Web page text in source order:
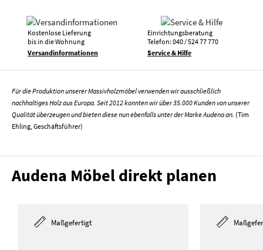
Kostenlose Lieferung
bis in die Wohnung
Versandinformationen
Einrichtungsberatung
Telefon: 040 / 524 77 770
Service & Hilfe
Für die Produktion unserer Massivholzmöbel verwenden wir ausschließlich
nachhaltiges Holz aus Europa. Seit 2012 konnten wir über 35.000 Kunden von unserer
Qualität überzeugen und bieten diese nun ebenfalls unter der Marke Audena an. (Tim
Ehling, Geschäftsführer)
Audena Möbel direkt planen
Maßgefertigt